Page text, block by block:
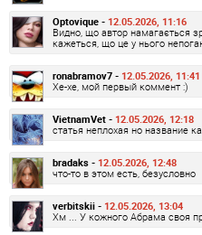
Optovique - 12.05.2026, 11:16
Видно, що автор намагається
кажеться, що це у нього
ronabramov7 - 12.05.2026, 11:41
Хе-хе, мой первый коммент :)
VietnamVet - 12.05.2026, 12:18
статья неплохая но название
bradaks - 12.05.2026, 12:48
что-то в этом есть, безусловно
verbitskii - 12.05.2026, 13:04
Хм ... У кожного Абрама своя